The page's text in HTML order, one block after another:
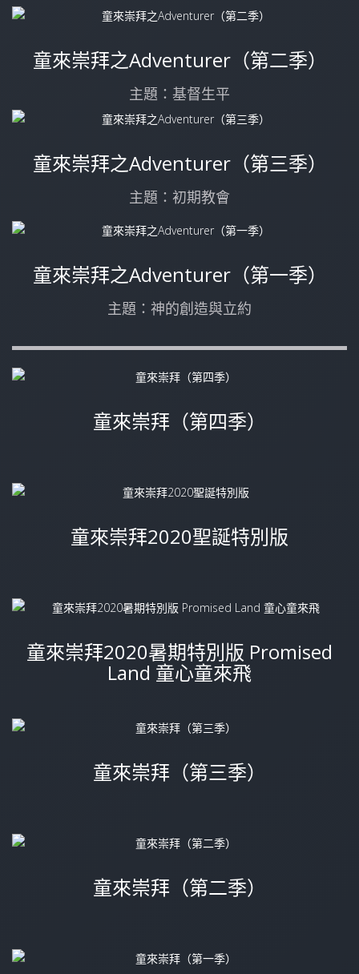
童來崇拜之Adventurer（第二季）
主題：基督生平
童來崇拜之Adventurer（第三季）
主題：初期教會
童來崇拜之Adventurer（第一季）
主題：神的創造與立約
童來崇拜（第四季）
童來崇拜2020聖誕特別版
童來崇拜2020暑期特別版 Promised
Land 童心童來飛
童來崇拜（第三季）
童來崇拜（第二季）